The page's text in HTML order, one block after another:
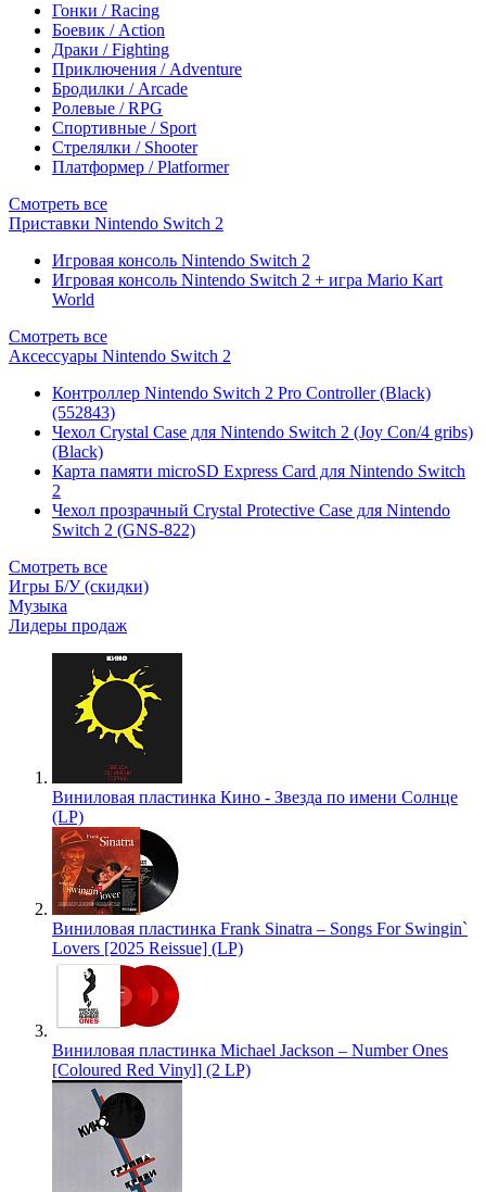
Гонки / Racing
Боевик / Action
Драки / Fighting
Приключения / Adventure
Бродилки / Arcade
Ролевые / RPG
Спортивные / Sport
Стрелялки / Shooter
Платформер / Platformer
Смотреть все
Приставки Nintendo Switch 2
Игровая консоль Nintendo Switch 2
Игровая консоль Nintendo Switch 2 + игра Mario Kart
World
Смотреть все
Аксессуары Nintendo Switch 2
Контроллер Nintendo Switch 2 Pro Controller (Black)
(552843)
Чехол Сrystal Сase для Nintendo Switch 2 (Joy Con/4 gribs)
(Black)
Карта памяти microSD Express Card для Nintendo Switch
2
Чехол прозрачный Crystal Protective Case для Nintendo
Switch 2 (GNS-822)
Смотреть все
Игры Б/У (скидки)
Музыка
Лидеры продаж
Виниловая пластинка Кино - Звезда по имени Солнце
(LP)
Виниловая пластинка Frank Sinatra – Songs For Swingin`
Lovers [2025 Reissue] (LP)
Виниловая пластинка Michael Jackson – Number Ones
[Coloured Red Vinyl] (2 LP)